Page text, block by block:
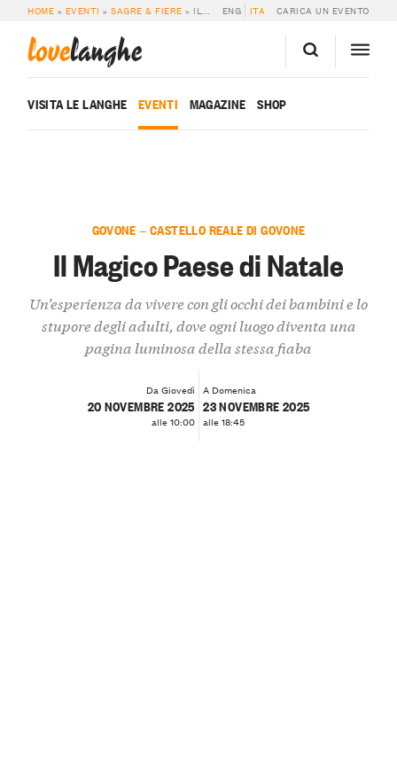
HOME » EVENTI »SAGRE & FIERE » IL MAGICO PAESE DI NATALE ENG ITA CARICA UN EVENTO
lovelanghe
VISITA LE LANGHE EVENTI MAGAZINE SHOP
GOVONE — CASTELLO REALE DI GOVONE
Il Magico Paese di Natale
Un’esperienza da vivere con gli occhi dei bambini e lo
stupore degli adulti, dove ogni luogo diventa una
pagina luminosa della stessa fiaba
Da Giovedì
20 NOVEMBRE 2025
alle 10:00
A Domenica
23 NOVEMBRE 2025
alle 18:45